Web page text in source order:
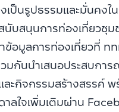
เป็นรูปธรรมและมั่นคงใ
นับสนุนการท่องเที่ยวชุม
ข้อมูลการท่องเที่ยวที่ ท
มกันนำเสนอประสบกา
ะกิจกรรมสร้างสรรค์
ลใจเพิ่มเติมผ่าน